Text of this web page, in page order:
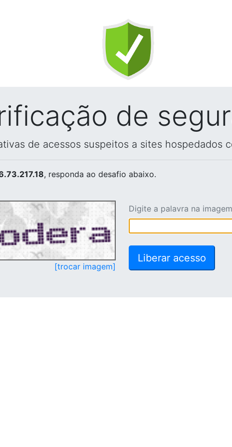
de
de acessos suspeitos a sites hospedados
, responda ao desafio abaixo.
[trocar imagem]
Digite a palavra na